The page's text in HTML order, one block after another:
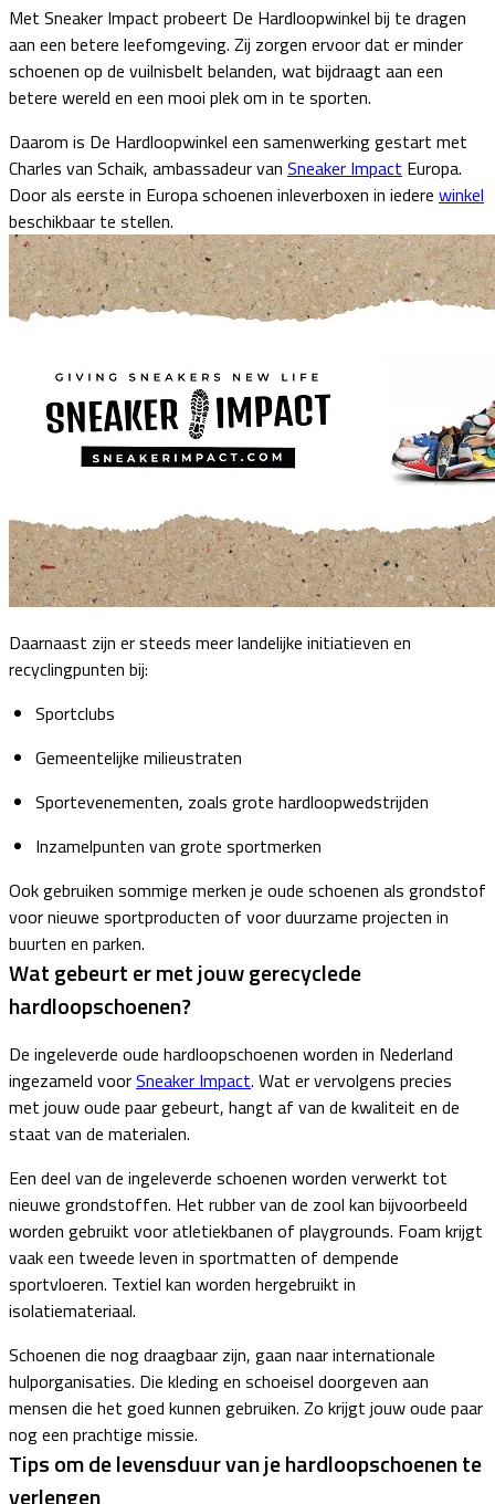
Met Sneaker Impact probeert De Hardloopwinkel bij te dragen
aan een betere leefomgeving. Zij zorgen ervoor dat er minder
schoenen op de vuilnisbelt belanden, wat bijdraagt aan een
betere wereld en een mooi plek om in te sporten.
Daarom is De Hardloopwinkel een samenwerking gestart met
Charles van Schaik, ambassadeur van Sneaker Impact Europa.
Door als eerste in Europa schoenen inleverboxen in iedere winkel
beschikbaar te stellen.
Daarnaast zijn er steeds meer landelijke initiatieven en
recyclingpunten bij:
Sportclubs
Gemeentelijke milieustraten
Sportevenementen, zoals grote hardloopwedstrijden
Inzamelpunten van grote sportmerken
Ook gebruiken sommige merken je oude schoenen als grondstof
voor nieuwe sportproducten of voor duurzame projecten in
buurten en parken.
Wat gebeurt er met jouw gerecyclede
hardloopschoenen?
De ingeleverde oude hardloopschoenen worden in Nederland
ingezameld voorSneaker Impact. Wat er vervolgens precies
met jouw oude paar gebeurt, hangt af van de kwaliteit en de
staat van de materialen.
Een deel van de ingeleverde schoenen worden verwerkt tot
nieuwe grondstoffen. Het rubber van de zool kan bijvoorbeeld
worden gebruikt voor atletiekbanen of playgrounds. Foam krijgt
vaak een tweede leven in sportmatten of dempende
sportvloeren. Textiel kan worden hergebruikt in
isolatiemateriaal.
Schoenen die nog draagbaar zijn, gaan naar internationale
hulporganisaties. Die kleding en schoeisel doorgeven aan
mensen die het goed kunnen gebruiken. Zo krijgt jouw oude paar
nog een prachtige missie.
Tips om de levensduur van je hardloopschoenen te
verlengen